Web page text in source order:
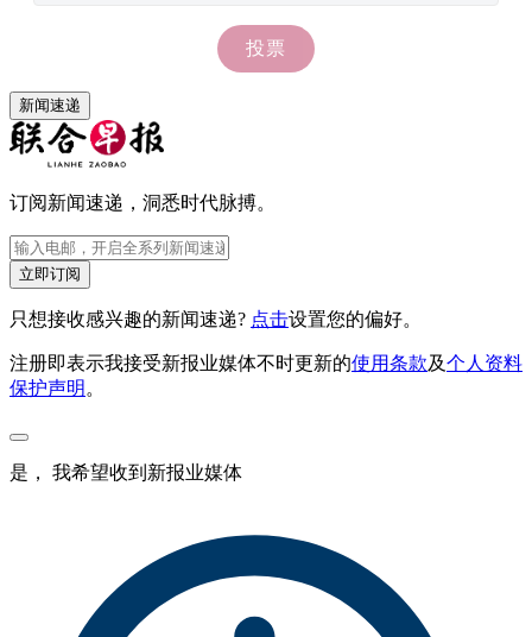
新闻速递
订阅新闻速递，洞悉时代脉搏。
立即订阅
只想接收感兴趣的新闻速递? 点击设置您的偏好。
注册即表示我接受新报业媒体不时更新的使用条款及个人资料
保护声明 。
是， 我希望收到新报业媒体